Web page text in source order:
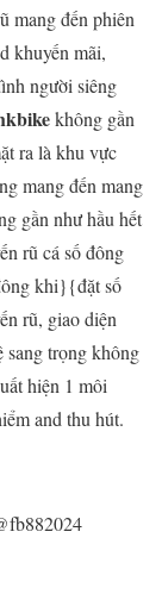
mang đến phiên
khuyến mãi,
người siêng
không gần
ra là khu vực
mang đến mang
gần như hầu hết
rũ cá số đông
khi}{đặt số
rũ, giao diện
sang trọng không
hiện 1 môi
and thu hút.